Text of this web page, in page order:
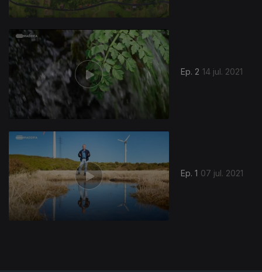
Ep. 2 14 jul. 2021
Ep. 1 07 jul. 2021
556587